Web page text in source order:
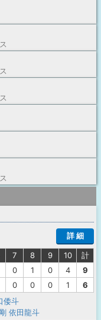
詳 細
7 8 9 10
計
0 1 0 4
9
0 0 0 1
6
倭斗
依田龍斗